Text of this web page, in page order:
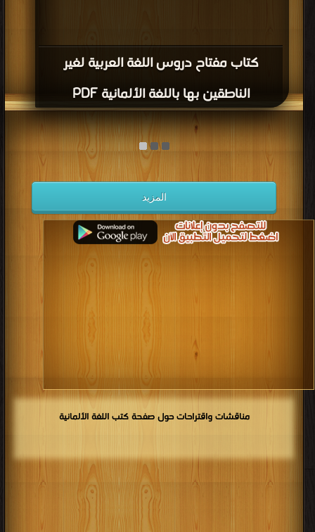
كتاب مفتاح دروس اللغة العربية لغير
الناطقين بها باللغة الألمانية PDF
المزيد
مناقشات واقتراحات حول صفحة كتب اللغة الألمانية